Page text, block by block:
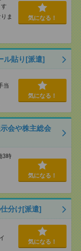
ま
気になる！
ル貼り[派遣]
当
気になる！
会や株主総会
3時
気になる！
分け[派遣]
気になる！